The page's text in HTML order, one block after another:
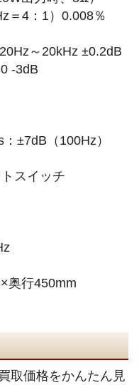
＝4：1）0.008％
～20kHz ±0.2dB
-3dB
±7dB（100Hz）
スイッチ
奥行450mm
取価格をかんたん見